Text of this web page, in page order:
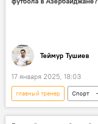
Польша
Франция
Теймур Тушиев
17 января 2025, 18:03
главный тренер Спорт
Футбол
Стратегия